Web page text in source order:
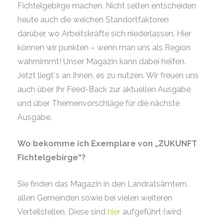
Fichtelgebirge machen. Nicht selten entscheiden
heute auch die weichen Standortfaktoren
darüber, wo Arbeitskräfte sich niederlassen. Hier
können wir punkten – wenn man uns als Region
wahrnimmt! Unser Magazin kann dabei helfen.
Jetzt liegt´s an Ihnen, es zu nutzen. Wir freuen uns
auch über Ihr Feed-Back zur aktuellen Ausgabe
und über Themenvorschläge für die nächste
Ausgabe.
Wo bekomme ich Exemplare von „ZUKUNFT
Fichtelgebirge“?
Sie finden das Magazin in den Landratsämtern,
allen Gemeinden sowie bei vielen weiteren
Verteilstellen. Diese sind hier aufgeführt (wird